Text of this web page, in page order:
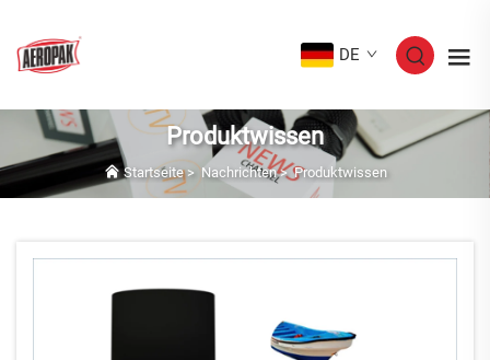
DE
Produktwissen
Startseite>Nachrichten>Produktwissen